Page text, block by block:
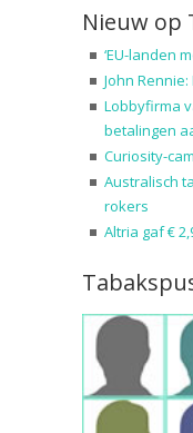
Nieuw op
‘EU-landen
John
Lobbyfirma
betalingen
Curiosity-
Australisch
rokers
Altria gaf €